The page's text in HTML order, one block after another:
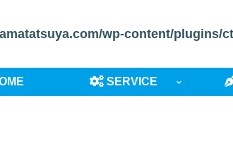
wp-content/plugins/
SERVICE